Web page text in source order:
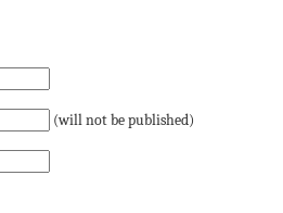
(will not be published)